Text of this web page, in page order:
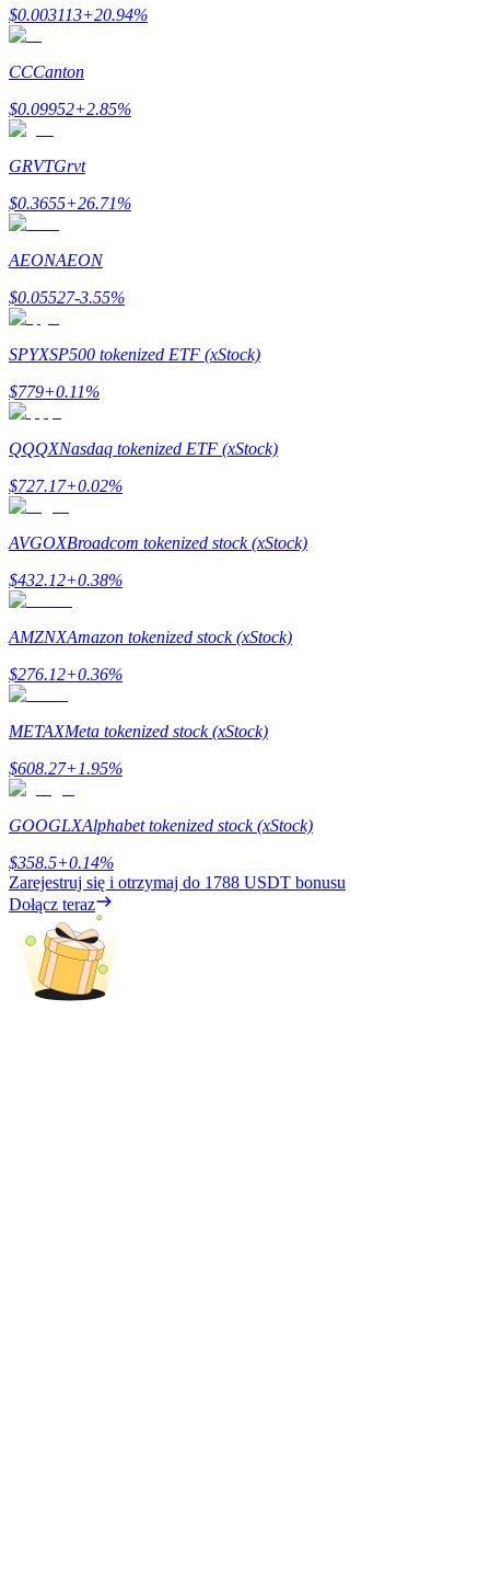
Bitruści Partnerzy
Afiliaci Bitrue
Aż do 65% prowizji!
Polecaj
Zaproś przyjaciela, aby otrzymać nagrody pieniężne
BTC Welcome Rewards
BTC Welcome Rewards
Deposit & Trade BTC to Share 25000 USDT prize pool!
Deposit CASHCAT & Win
$0.003113+20.94%
CCCanton
$0.09952+2.85%
GRVTGrvt
$0.3655+26.71%
AEONAEON
$0.05527-3.55%
SPYXSP500 tokenized ETF (xStock)
$779+0.11%
QQQXNasdaq tokenized ETF (xStock)
$727.17+0.02%
AVGOXBroadcom tokenized stock (xStock)
$432.12+0.38%
AMZNXAmazon tokenized stock (xStock)
$276.12+0.36%
METAXMeta tokenized stock (xStock)
$608.27+1.95%
GOOGLXAlphabet tokenized stock (xStock)
$358.5+0.14%
Zarejestruj się i otrzymaj do 1788 USDT bonusu
Dołącz teraz